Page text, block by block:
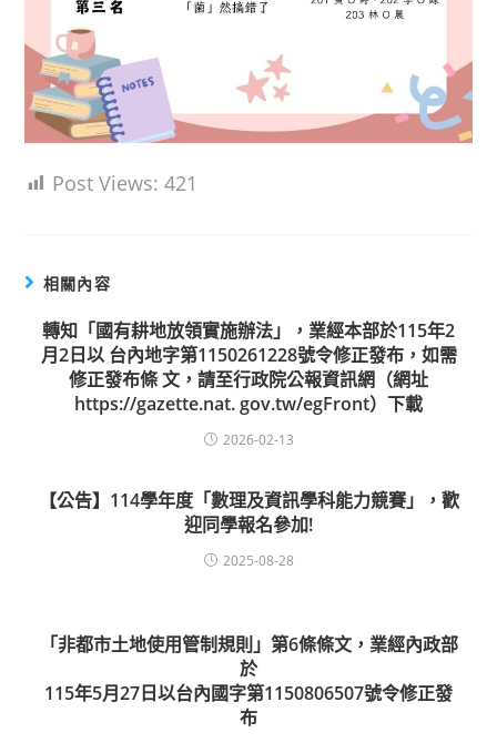
Post Views: 421
相關內容
轉知「國有耕地放領實施辦法」，業經本部於115年2
月2日以 台內地字第1150261228號令修正發布，如需
修正發布條 文，請至行政院公報資訊網（網址
https://gazette.nat. gov.tw/egFront）下載
2026-02-13
【公告】114學年度「數理及資訊學科能力競賽」，歡
迎同學報名參加!
2025-08-28
「非都市土地使用管制規則」第6條條文，業經內政部
於
115年5月27日以台內國字第1150806507號令修正發
布